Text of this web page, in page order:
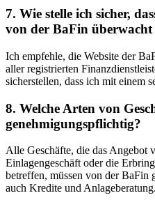
7. Wie stelle ich sicher,
von der BaFin⁤
Ich empfehle,⁢ die Website der
aller registrierten​
sicherstellen, ⁣dass ich ⁤mit einem
8. Welche Arten​ von
genehmigungspflichtig?
Alle Geschäfte, die das Angebot
Einlagengeschäft‍ oder die
betreffen, müssen von der BaFin
auch Kredite ⁤und Anlageberatung.